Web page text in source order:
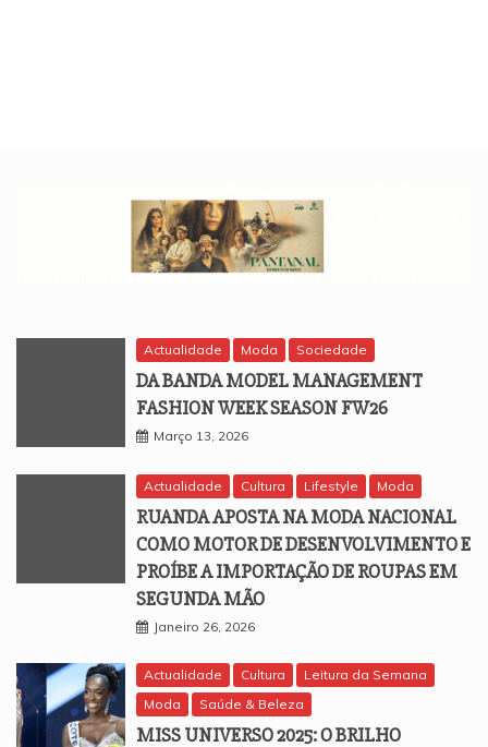
Actualidade Moda Sociedade
DA BANDA MODEL MANAGEMENT
FASHION WEEK SEASON FW26
Março 13, 2026
Actualidade Cultura Lifestyle Moda
RUANDA APOSTA NA MODA NACIONAL
COMO MOTOR DE DESENVOLVIMENTO E
PROÍBE A IMPORTAÇÃO DE ROUPAS EM
SEGUNDA MÃO
Janeiro 26, 2026
Actualidade Cultura
Leitura da Semana
Moda
Saúde & Beleza
MISS UNIVERSO 2025: O BRILHO